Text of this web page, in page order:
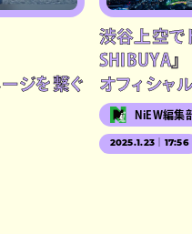
ジを繋ぐ
渋谷上空で
SHIBUYA』
オフィシャ
NiEW編集
2025.1.23｜17:56